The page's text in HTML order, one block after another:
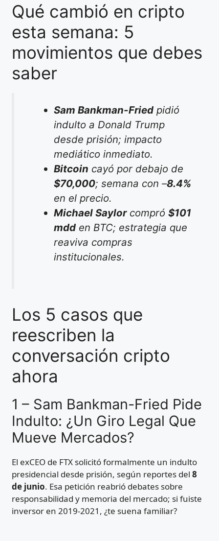
Qué cambió en cripto
esta semana: 5
movimientos que debes
saber
Sam Bankman-Friedpidió
indulto a Donald Trump
desde prisión; impacto
mediático inmediato.
Bitcoin cayó por debajo de
$70,000; semana con –8.4%
en el precio.
Michael Saylorcompró$101
mdden BTC; estrategia que
reaviva compras
institucionales.
Los 5 casos que
reescriben la
conversación cripto
ahora
1 – Sam Bankman-Fried Pide
Indulto: ¿Un Giro Legal Que
Mueve Mercados?
El exCEO de FTX solicitó formalmente un indulto
presidencial desde prisión, según reportes del 8
de junio. Esa petición reabrió debates sobre
responsabilidad y memoria del mercado; si fuiste
inversor en 2019-2021, ¿te suena familiar?